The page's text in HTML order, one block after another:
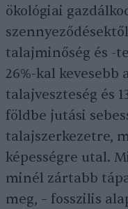
ökológiai
talajminőség és -
26%-kal kevesebb
talajveszteség és
földbe jutási
talajszerkezetre,
képességre utal.
minél zártabb
meg, – fosszilis